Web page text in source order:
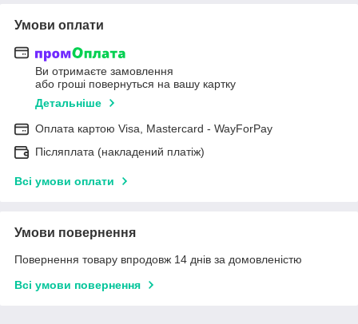
Умови оплати
Ви отримаєте замовлення
або гроші повернуться на вашу картку
Детальніше
Оплата картою Visa, Mastercard - WayForPay
Післяплата (накладений платіж)
Всі умови оплати
Умови повернення
Повернення товару впродовж 14 днів за домовленістю
Всі умови повернення